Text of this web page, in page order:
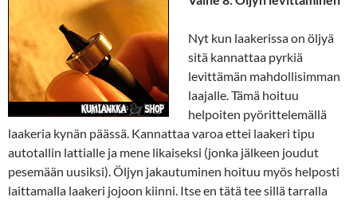
Nyt kun laakerissa on öljyä
sitä kannattaa pyrkiä
levittämän mahdollisimman
laajalle. Tämä hoituu
helpoiten pyörittelemällä
laakeria kynän päässä. Kannattaa varoa ettei laakeri tipu
autotallin lattialle ja mene likaiseksi (jonka jälkeen joudut
pesemään uusiksi). Öljyn jakautuminen hoituu myös helposti
laittamalla laakeri jojoon kiinni. Itse en tätä tee sillä tarralla